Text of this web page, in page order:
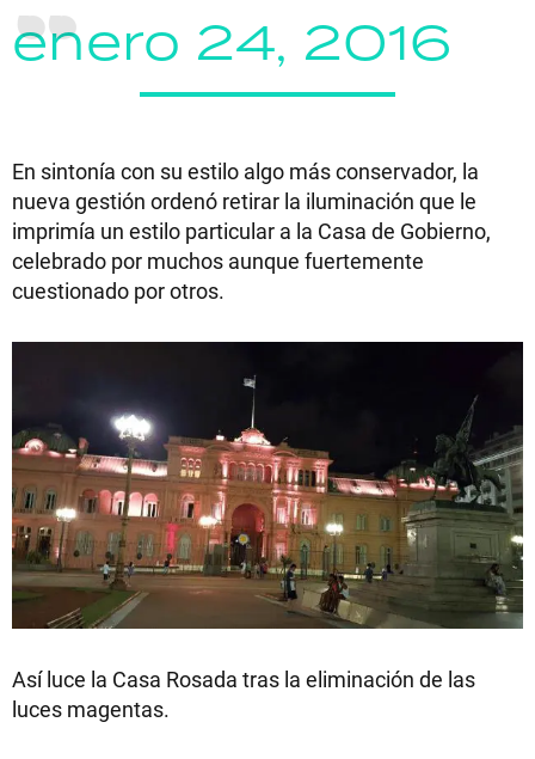
enero 24, 2016
En sintonía con su estilo algo más conservador, la
nueva gestión ordenó retirar la iluminación que le
imprimía un estilo particular a la Casa de Gobierno,
celebrado por muchos aunque fuertemente
cuestionado por otros.
Así luce la Casa Rosada tras la eliminación de las
luces magentas.